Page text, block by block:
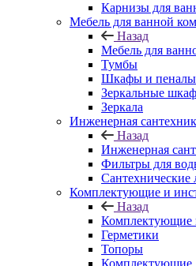
Карнизы для
Мебель для ванной
Назад
Мебель для
Тумбы
Шкафы и пеналы
Зеркальные
Зеркала
Инженерная
Назад
Инженерная
Фильтры для
Сантехнические
Комплектующие и
Назад
Комплектующие
Герметики
Топоры
Комплектующие